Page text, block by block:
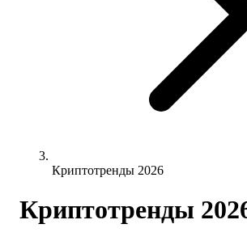
Криптотренды 2026
Криптотренды